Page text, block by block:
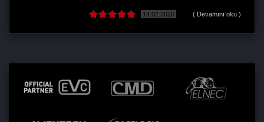
14.02.2020 ( Devamını oku )